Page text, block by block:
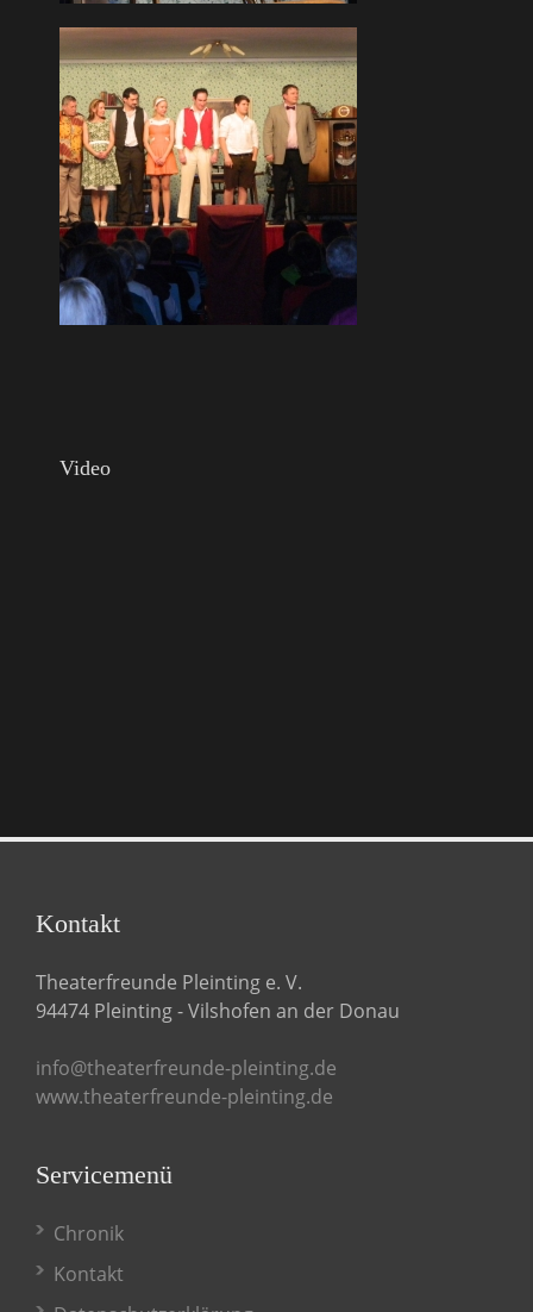
Video
Kontakt
Theaterfreunde Pleinting e. V.
94474 Pleinting - Vilshofen an der Donau
info@theaterfreunde-pleinting.de
www.theaterfreunde-pleinting.de
Servicemenü
Chronik
Kontakt